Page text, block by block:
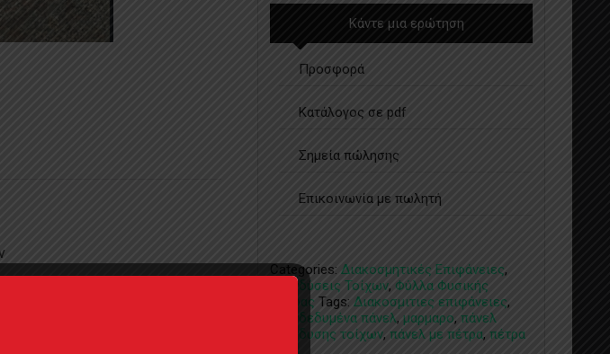
Κάντε μια ερώτηση
Προσφορά
Κατάλογος σε pdf
Σημεία πώλησης
Επικοινωνία με πωλητή
Categories: Διακοσμητικές Επιφάνειες,
Επενδύσεις Τοίχων, Φύλλα Φυσικής
Πέτρας Tags: Διακοσμιτιες επιφάνειες,
επενδεδυμένα πάνελ, μαρμαρο, πάνελ
επένδυσης τοίχων, πάνελ με πέτρα, πέτρα